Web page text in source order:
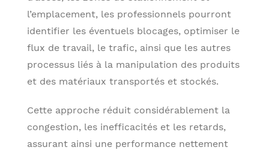
l’emplacement, les professionnels pourront
identifier les éventuels blocages, optimiser le
flux de travail, le trafic, ainsi que les autres
processus liés à la manipulation des produits
et des matériaux transportés et stockés.
Cette approche réduit considérablement la
congestion, les inefficacités et les retards,
assurant ainsi une performance nettement